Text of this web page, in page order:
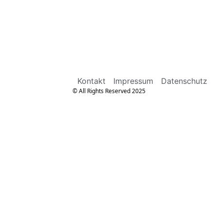
Kontakt Impressum Datenschutz
© All Rights Reserved 2025